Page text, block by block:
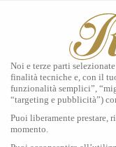
Tudor
Noi e terze parti
finalità tecniche e, con il
funzionalità semplici”,
“targeting e pubblicità”)
Puoi liberamente prestare,
momento.